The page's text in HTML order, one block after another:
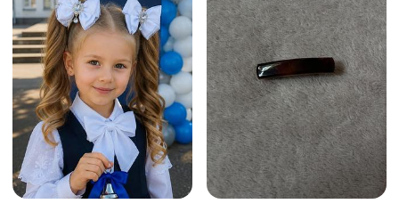
250 грн 1
Шкільні білі бантики🔔
30 грн
0
27 грн с 12 авг.
Класична маленька
заколка-автомат для
волосся